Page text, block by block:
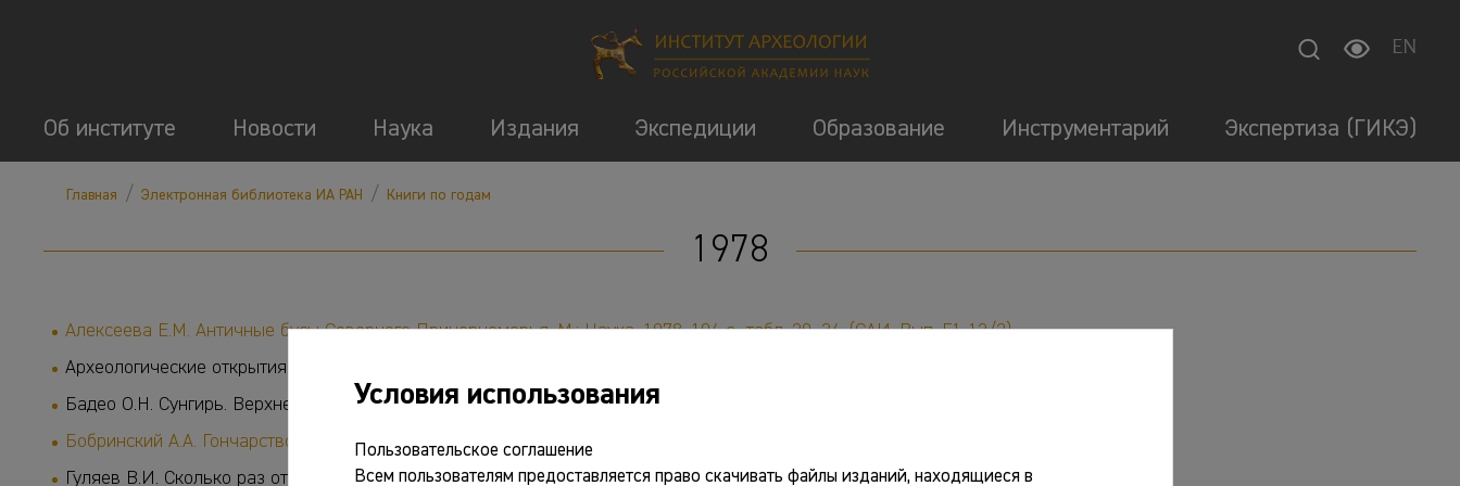
EN
Об институте Новости Наука Издания Экспедиции Образование Инструментарий Экспертиза (ГИКЭ)
Главная / Электронная библиотека ИА РАН / Книги по годам
1978
Алексеева Е.М. Античные бусы Северного Причерноморья. М.: Наука, 1978. 104 с., табл. 20–34. (САИ. Вып. Г1-12/2)
Археологические открытия 1977 года: сб. статей / АН СССР, Ин-т археологии; отв. ред. Б.А. Рыбаков. М.: Наука, 1978. 600 с.
Бадео О.Н. Сунгирь. Верхнепалеолитетическая стоянка. М.: Наука, 1978. 271 с.
Бобринский А.А. Гончарство Восточной Европы: источники и методы изучения. М.: Наука, 1978. 272 с., ил.
Гуляев В.И. Сколько раз открывали Америку? М.: Знание, 1978. 112 с.
Условия использования
Пользовательское соглашение
Всем пользователям предоставляется право скачивать файлы изданий, находящиеся в